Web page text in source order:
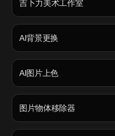
吉卜力美术工作室
AI背景更换
AI图片上色
图片物体移除器